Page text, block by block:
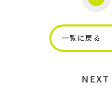
一覧に戻る
NEXT